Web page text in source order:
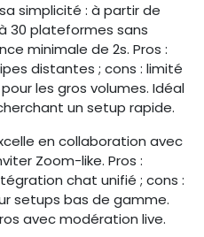
simplicité : à partir de
30 plateformes sans
minimale de 2s. Pros :
distantes ; cons : limité
les gros volumes. Idéal
un setup rapide.
en collaboration avec
Zoom-like. Pros :
chat unifié ; cons :
setups bas de gamme.
avec modération live.